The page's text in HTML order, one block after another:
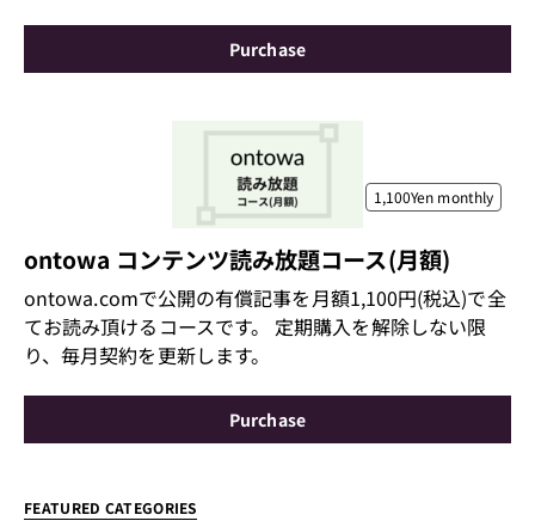
Purchase
1,100Yen monthly
ontowa コンテンツ読み放題コース(月額)
ontowa.comで公開の有償記事を月額1,100円(税込)で全
てお読み頂けるコースです。 定期購入を解除しない限
り、毎月契約を更新します。
Purchase
FEATURED CATEGORIES